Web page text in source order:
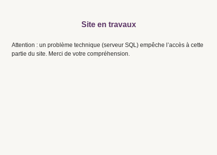
Site en travaux
Attention : un problème technique (serveur SQL) empêche l’accès à cette
partie du site. Merci de votre compréhension.